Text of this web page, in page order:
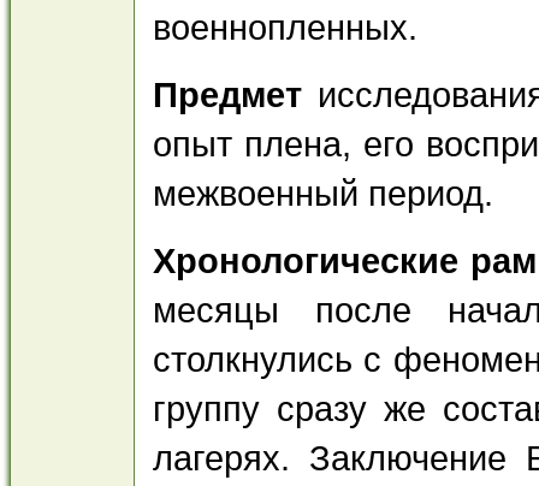
военнопленных.
Предмет
опыт плена, его
межвоенный период.
Хронологические
месяцы после
столкнулись с
группу сразу же
лагерях. Заключение